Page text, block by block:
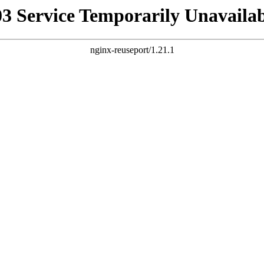
Service Temporarily
nginx-reuseport/1.21.1